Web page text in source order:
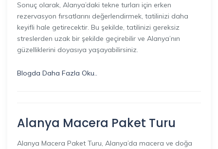
Sonuç olarak, Alanya’daki tekne turları için erken
rezervasyon fırsatlarını değerlendirmek, tatilinizi daha
keyifli hale getirecektir. Bu şekilde, tatilinizi gereksiz
streslerden uzak bir şekilde geçirebilir ve Alanya’nın
güzelliklerini doyasıya yaşayabilirsiniz.
Blogda Daha Fazla Oku..
Alanya Macera Paket Turu
Alanya Macera Paket Turu, Alanya’da macera ve doğa